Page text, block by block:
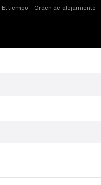
El tiempo Orden de alejamiento